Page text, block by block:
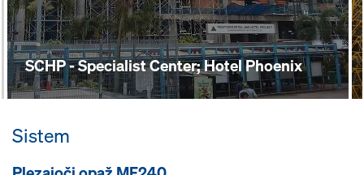
SCHP - Specialist Center; Hotel Phoenix
Sistem